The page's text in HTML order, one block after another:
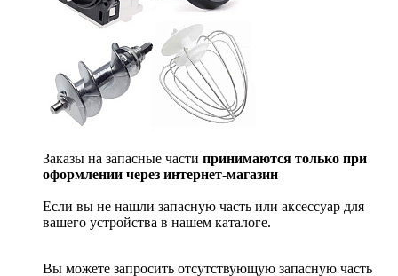
Заказы на запасные части принимаются только при
оформлении через интернет-магазин
Если вы не нашли запасную часть или аксессуар для
вашего устройства в нашем каталоге.
Вы можете запросить отсутствующую запасную часть